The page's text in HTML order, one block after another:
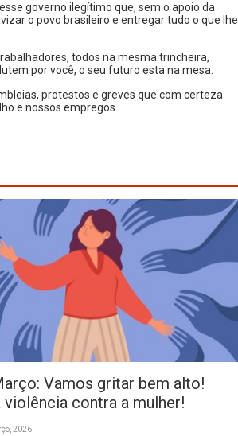
governo ilegítimo que, sem o apoio da
o povo brasileiro e entregar tudo o que lhe
todos na mesma trincheira,
por você, o seu futuro esta na mesa.
protestos e greves que com certeza
e nossos empregos.
Vamos gritar bem alto!
violência contra a mulher!
2026